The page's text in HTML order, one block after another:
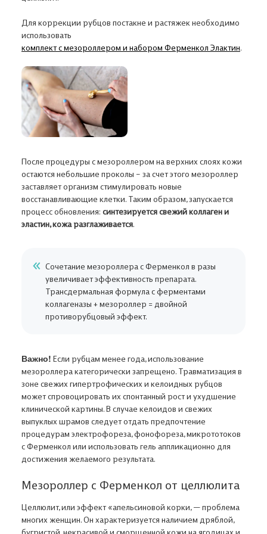
Для коррекции рубцов постакне и растяжек необходимо
использовать
комплект с мезороллером и набором Ферменкол Элактин.
После процедуры с мезороллером на верхних слоях кожи
остаются небольшие проколы – за счет этого мезороллер
заставляет организм стимулировать новые
восстанавливающие клетки. Таким образом, запускается
процесс обновления: синтезируется свежий коллаген и
эластин, кожа разглаживается.
Сочетание мезороллера с Ферменкол в разы
увеличивает эффективность препарата.
Трансдермальная формула с ферментами
коллагеназы + мезороллер = двойной
противорубцовый эффект.
Важно! Если рубцам менее года, использование
мезороллера категорически запрещено. Травматизация в
зоне свежих гипертрофических и келоидных рубцов
может спровоцировать их спонтанный рост и ухудшение
клинической картины. В случае келоидов и свежих
выпуклых шрамов следует отдать предпочтение
процедурам электрофореза, фонофореза, микрототоков
с Ферменкол или использовать гель аппликационно для
достижения желаемого результата.
Мезороллер с Ферменкол от целлюлита
Целлюлит, или эффект «апельсиновой корки, — проблема
многих женщин. Он характеризуется наличием дряблой,
бугристой, некрасивой и сморщенной кожи на ягодицах и
От рубцов
1 890 ₽
От растяжек, От
3 900 ₽